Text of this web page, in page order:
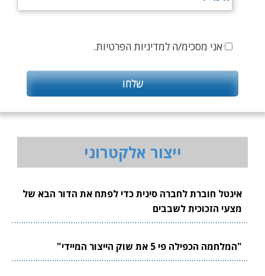
אני מסכימ/ה למדיניות הפרטיות.
ייצור אלקטרוני
אינטל חוברת לחברה סינית כדי לפתח את הדור הבא של
מצעי הזכוכית לשבבים
"המלחמה הכפילה פי 5 את שוק הייצור המיידי"